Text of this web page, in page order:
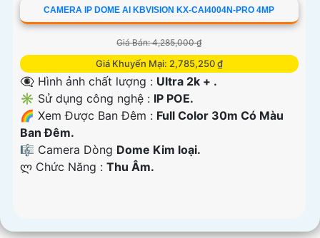
CAMERA IP DOME AI KBVISION KX-CAI4004N-PRO 4MP
Giá Bán: 4,285,000 ₫
Giá Khuyến Mại: 2,785,250 ₫
👁️‍🗨 Hình ảnh chất lượng : Ultra 2k + .
✳️ Sử dụng công nghệ : IP POE.
🌈 Xem Được Ban Đêm : Full Color 30m Có Màu
Ban Ðêm.
🎼️ Camera Dòng Dome Kim loại.
️ლ Chức Năng : Thu Âm.